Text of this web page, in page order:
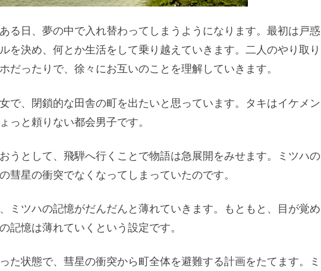
る日、夢の中で入れ替わってしまうようになります。最初は戸惑
を決め、何とか生活をして乗り越えていきます。二人のやり取り
だったりで、徐々にお互いのことを理解していきます。
で、閉鎖的な田舎の町を出たいと思っています。タキはイケメン
っと頼りない都会男子です。
うとして、飛騨へ行くことで物語は急展開をみせます。ミツハの
彗星の衝突でなくなってしまっていたのです。
ミツハの記憶がだんだんと薄れていきます。もともと、目が覚め
記憶は薄れていくという設定です。
た状態で、彗星の衝突から町全体を避難する計画をたてます。ミ